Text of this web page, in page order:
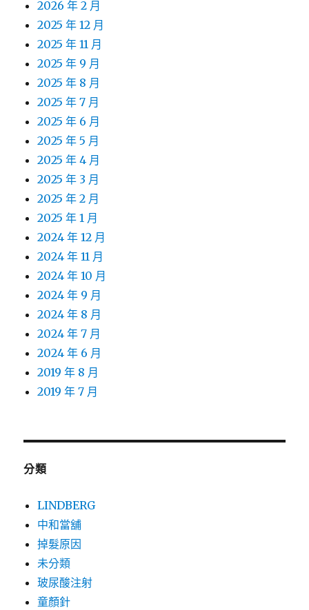
2026 年 2 月
2025 年 12 月
2025 年 11 月
2025 年 9 月
2025 年 8 月
2025 年 7 月
2025 年 6 月
2025 年 5 月
2025 年 4 月
2025 年 3 月
2025 年 2 月
2025 年 1 月
2024 年 12 月
2024 年 11 月
2024 年 10 月
2024 年 9 月
2024 年 8 月
2024 年 7 月
2024 年 6 月
2019 年 8 月
2019 年 7 月
分類
LINDBERG
中和當舖
掉髮原因
未分類
玻尿酸注射
童顏針